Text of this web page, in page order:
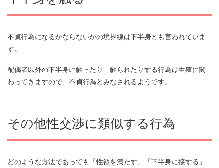
不貞行為になるかならないかの境界線は下半身とも言われていま
す。
配偶者以外の下半身に触ったり、触られたりする行為は生殖に関
わってきますので、不貞行為とみなされるようです。
その他性交渉に類似する行為
どのような方法であっても「性欲を満たす」「下半身に接する」